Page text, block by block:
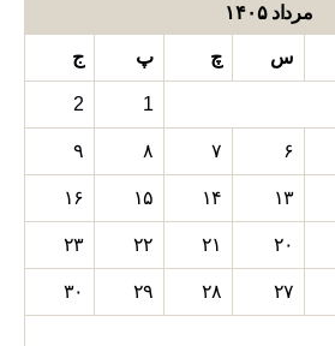
مرداد ۱۴۰۵
س چ پ ج
1
2
۶ ۷ ۸ ۹
۱۳ ۱۴ ۱۵ ۱۶
۲۰ ۲۱ ۲۲ ۲۳
۲۷ ۲۸ ۲۹ ۳۰